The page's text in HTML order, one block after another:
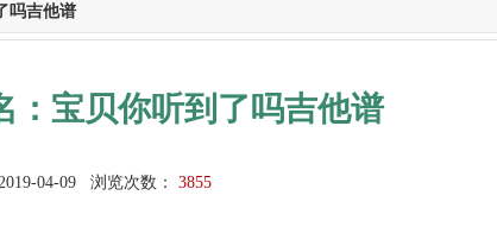
吗吉他谱
：宝贝你听到了吗吉他谱
04-09 浏览次数： 3855